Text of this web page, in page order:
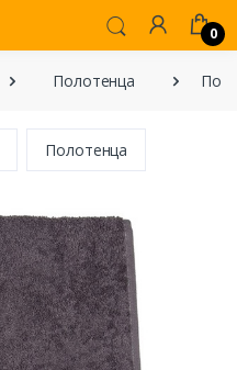
0
Полотенца
Полотенца